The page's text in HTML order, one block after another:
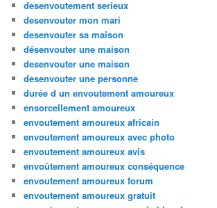
desenvoutement serieux
desenvouter mon mari
desenvouter sa maison
désenvouter une maison
desenvouter une maison
desenvouter une personne
durée d un envoutement amoureux
ensorcellement amoureux
envoutement amoureux africain
envoutement amoureux avec photo
envoutement amoureux avis
envoûtement amoureux conséquence
envoutement amoureux forum
envoutement amoureux gratuit